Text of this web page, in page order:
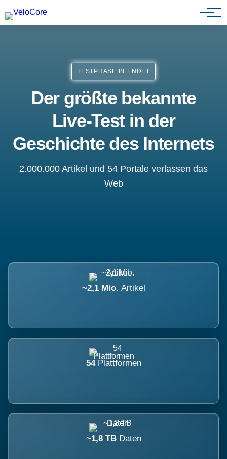
Partnerprogramm
TESTPHASE BEENDET
Der größte bekannte
Live-Test in der
Geschichte des Internets
2.000.000 Artikel und 54 Portale verlassen das
Web
~2,1 Mio. Artikel
54 Plattformen
~1,8 TB Daten